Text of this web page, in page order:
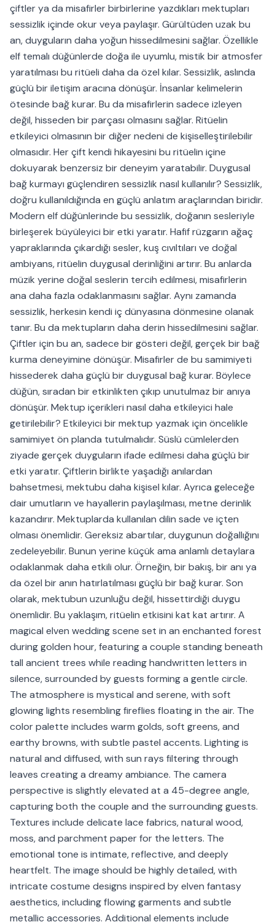
çiftler ya da misafirler birbirlerine yazdıkları mektupları
sessizlik içinde okur veya paylaşır. Gürültüden uzak bu
an, duyguların daha yoğun hissedilmesini sağlar. Özellikle
elf temalı düğünlerde doğa ile uyumlu, mistik bir atmosfer
yaratılması bu ritüeli daha da özel kılar. Sessizlik, aslında
güçlü bir iletişim aracına dönüşür. İnsanlar kelimelerin
ötesinde bağ kurar. Bu da misafirlerin sadece izleyen
değil, hisseden bir parçası olmasını sağlar. Ritüelin
etkileyici olmasının bir diğer nedeni de kişiselleştirilebilir
olmasıdır. Her çift kendi hikayesini bu ritüelin içine
dokuyarak benzersiz bir deneyim yaratabilir. Duygusal
bağ kurmayı güçlendiren sessizlik nasıl kullanılır? Sessizlik,
doğru kullanıldığında en güçlü anlatım araçlarından biridir.
Modern elf düğünlerinde bu sessizlik, doğanın sesleriyle
birleşerek büyüleyici bir etki yaratır. Hafif rüzgarın ağaç
yapraklarında çıkardığı sesler, kuş cıvıltıları ve doğal
ambiyans, ritüelin duygusal derinliğini artırır. Bu anlarda
müzik yerine doğal seslerin tercih edilmesi, misafirlerin
ana daha fazla odaklanmasını sağlar. Aynı zamanda
sessizlik, herkesin kendi iç dünyasına dönmesine olanak
tanır. Bu da mektupların daha derin hissedilmesini sağlar.
Çiftler için bu an, sadece bir gösteri değil, gerçek bir bağ
kurma deneyimine dönüşür. Misafirler de bu samimiyeti
hissederek daha güçlü bir duygusal bağ kurar. Böylece
düğün, sıradan bir etkinlikten çıkıp unutulmaz bir anıya
dönüşür. Mektup içerikleri nasıl daha etkileyici hale
getirilebilir? Etkileyici bir mektup yazmak için öncelikle
samimiyet ön planda tutulmalıdır. Süslü cümlelerden
ziyade gerçek duyguların ifade edilmesi daha güçlü bir
etki yaratır. Çiftlerin birlikte yaşadığı anılardan
bahsetmesi, mektubu daha kişisel kılar. Ayrıca geleceğe
dair umutların ve hayallerin paylaşılması, metne derinlik
kazandırır. Mektuplarda kullanılan dilin sade ve içten
olması önemlidir. Gereksiz abartılar, duygunun doğallığını
zedeleyebilir. Bunun yerine küçük ama anlamlı detaylara
odaklanmak daha etkili olur. Örneğin, bir bakış, bir anı ya
da özel bir anın hatırlatılması güçlü bir bağ kurar. Son
olarak, mektubun uzunluğu değil, hissettirdiği duygu
önemlidir. Bu yaklaşım, ritüelin etkisini kat kat artırır. A
magical elven wedding scene set in an enchanted forest
during golden hour, featuring a couple standing beneath
tall ancient trees while reading handwritten letters in
silence, surrounded by guests forming a gentle circle.
The atmosphere is mystical and serene, with soft
glowing lights resembling fireflies floating in the air. The
color palette includes warm golds, soft greens, and
earthy browns, with subtle pastel accents. Lighting is
natural and diffused, with sun rays filtering through
leaves creating a dreamy ambiance. The camera
perspective is slightly elevated at a 45-degree angle,
capturing both the couple and the surrounding guests.
Textures include delicate lace fabrics, natural wood,
moss, and parchment paper for the letters. The
emotional tone is intimate, reflective, and deeply
heartfelt. The image should be highly detailed, with
intricate costume designs inspired by elven fantasy
aesthetics, including flowing garments and subtle
metallic accessories. Additional elements include